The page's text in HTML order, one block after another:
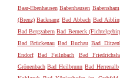
Baar-Ebenhausen Babenhausen Babensham
(Brenz) Backnang Bad Abbach Bad
Bad Bergzabern Bad Berneck
Bad Brückenau Bad Buchau Bad
Endorf
Bad Feilnbach Bad
Grönenbach Bad Heilbrunn Bad Herrenalb